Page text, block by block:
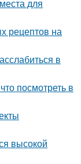
для
рецептов на
в
посмотреть в
высокой